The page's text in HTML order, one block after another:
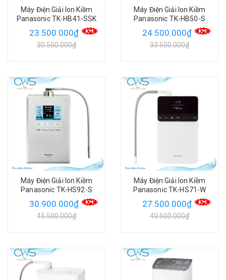
Máy Điện Giải Ion Kiềm
Panasonic TK-HB41-SSK
23.500.000₫
30.500.000₫
Máy Điện Giải Ion Kiềm
Panasonic TK-HB50-S
24.500.000₫
33.500.000₫
Máy Điện Giải Ion Kiềm
Panasonic TK-HS92-S
30.900.000₫
45.500.000₫
Máy Điện Giải Ion Kiềm
Panasonic TK-HS71-W
27.500.000₫
40.500.000₫